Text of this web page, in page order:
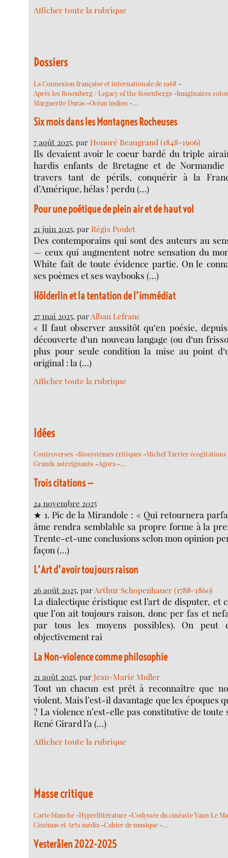
Afficher toute la rubrique
Dossiers
La Connexion française et internationale de 1968 -
Après les Rosenberg / Legacy of the Rosenbergs -Imaginaires
Marguerite Duras -Océan indien -…
Six mois dans les Montagnes Rocheuses
7 août 2025, parHonoré Beaugrand (1848-1906)
Ils devaient avoir le coeur bardé du triple
hardis enfants de Bretagne et de
travers tant de périls, conquérir à la
d’Amérique, hélas ! perdu (…)
Pour une poétique de plein air et de haut vol
21 juin 2025, parRégis Poulet
Des contemporains qui sont des auteurs au
— ceux qui augmentent notre sensation du
White fait de toute évidence partie. On le
ses poèmes et ses waybooks (…)
Hölderlin et la tentation de l’immédiat
27 mai 2025, parAlban Lefranc
« Il faut observer aussitôt qu‘en poésie,
découverte d‘un nouveau langage (ou d‘un
plus pour seule condition la mise au point
original : la (…)
Afficher toute la rubrique
Idées
Controverses -Biosystèmes critiques -Michel Tarrier écogitations
Grands astreignants -Agora -…
Trois citations —
24 novembre 2025
★ 1. Pic de la Mirandole : « Qui retournera
âme rendra semblable sa propre forme à la
Trente-et-une conclusions selon mon opinion
façon (…)
L’Art d’avoir toujours raison
26 août 2025, parArthur Schopenhauer (1788-1860)
La dialectique éristique est l’art de disputer, et
que l’on ait toujours raison, donc per fas et
par tous les moyens possibles). On peut
objectivement rai
La Non-violence comme philosophie
21 août 2025, parJean-Marie Muller
Tout un chacun est prêt à reconnaître que
violent. Mais l’est-il davantage que les époques
? La violence n’est-elle pas constitutive de toute
René Girard l’a (…)
Afficher toute la rubrique
Masse critique
Carte blanche -Hyperlittérature -L’odyssée du cinéaste Yann Le
Cinémas et Arts média -Cahier de musique -…
Vesterålen 2022-2025